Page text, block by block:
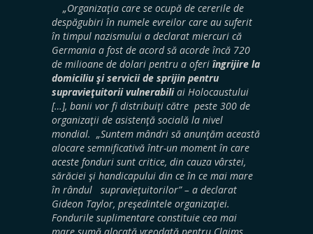
„Organizaţia care se ocupă de cererile de
despăgubiri în numele evreilor care au suferit
în timpul nazismului a declarat miercuri că
Germania a fost de acord să acorde încă 720
de milioane de dolari pentru a oferi îngrijire la
domiciliu şi servicii de sprijin pentru
supravieţuitorii vulnerabiliai Holocaustului
[…], banii vor fi distribuiţi către peste 300 de
organizaţii de asistenţă socială la nivel
mondial. „Suntem mândri să anunţăm această
alocare semnificativă într-un moment în care
aceste fonduri sunt critice, din cauza vârstei,
sărăciei şi handicapului din ce în ce mai mare
în rândul supravieţuitorilor” – a declarat
Gideon Taylor, preşedintele organizaţiei.
Fondurile suplimentare constituie cea mai
mare sumă alocată vreodată pentru Claims